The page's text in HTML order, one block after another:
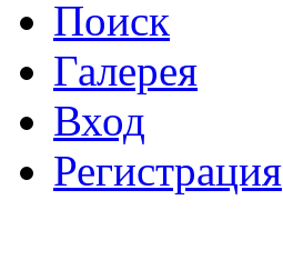
Поиск
Галерея
Вход
Регистрация